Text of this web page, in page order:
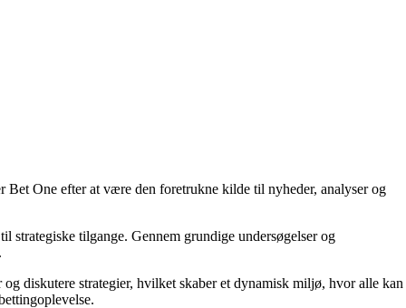
Bet One efter at være den foretrukne kilde til nyheder, analyser og
strategiske tilgange. Gennem grundige undersøgelser og
diskutere strategier, hvilket skaber et dynamisk miljø, hvor alle kan